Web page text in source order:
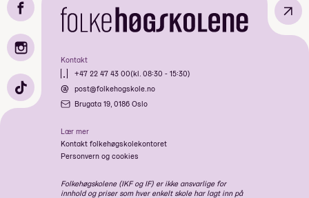
Kontakt
+47 22 47 43 00(kl. 08:30 - 15:30)
post@folkehogskole.no
Brugata 19, 0186 Oslo
Lær mer
Kontakt folkehøgskolekontoret
Personvern og cookies
Folkehøgskolene (IKF og IF) er ikke ansvarlige for
innhold og priser som hver enkelt skole har lagt inn på
↗